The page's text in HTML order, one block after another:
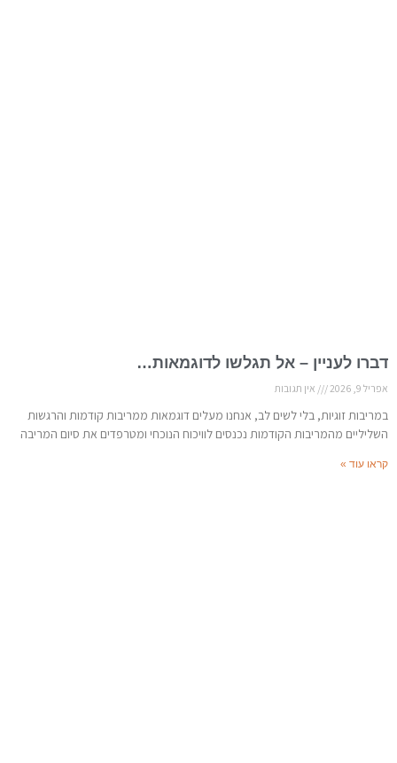
דברו לעניין – אל תגלשו לדוגמאות…
אפריל 9, 2026 אין תגובות
במריבות זוגיות, בלי לשים לב, אנחנו מעלים דוגמאות ממריבות קודמות והרגשות
השליליים מהמריבות הקודמות נכנסים לוויכוח הנוכחי ומטרפדים את סיום המריבה
קראו עוד »